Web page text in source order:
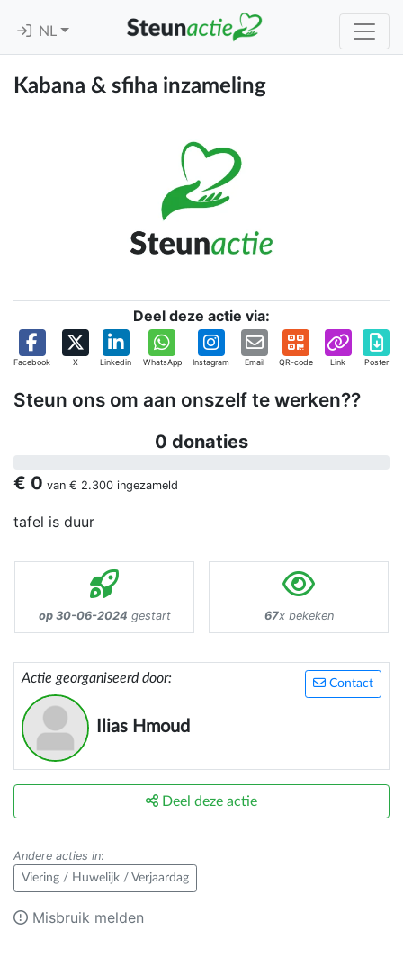
NL
Kabana & sfiha inzameling
Deel deze actie via:
Facebook X Linkedin WhatsApp Instagram Email QR-code Link Poster
Steun ons om aan onszelf te werken??
0 donaties
€ 0 van € 2.300 ingezameld
tafel is duur
op 30-06-2024 gestart 67x bekeken
Contact
Actie georganiseerd door:
Ilias Hmoud
Deel deze actie
Andere acties in:
Viering / Huwelijk / Verjaardag
Misbruik melden